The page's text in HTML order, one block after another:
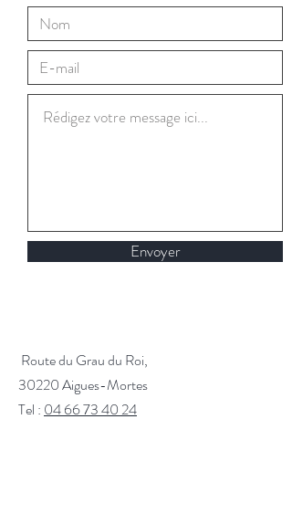
Envoyer
Route du Grau du Roi,
30220 Aigues-Mortes
Tel : 04 66 73 40 24